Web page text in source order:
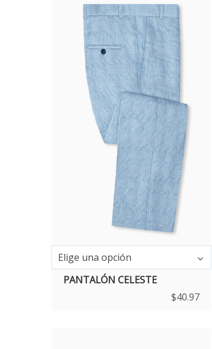
Elige una opción
PANTALÓN CELESTE
$40.97